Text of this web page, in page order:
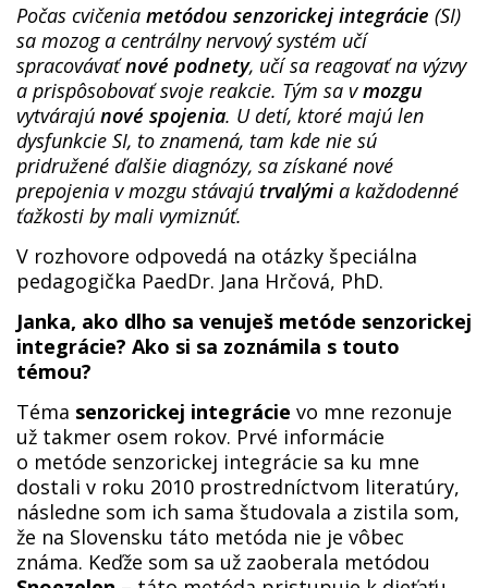
Počas cvičenia metódou senzorickej integrácie (SI)
sa mozog a centrálny nervový systém učí
spracovávaťnové podnety, učí sa reagovať na výzvy
a prispôsobovať svoje reakcie. Tým sa vmozgu
vytvárajú nové spojenia. U detí, ktoré majú len
dysfunkcie SI, to znamená, tam kde nie sú
pridružené ďalšie diagnózy, sa získané nové
prepojenia v mozgu stávajú trvalýmia každodenné
ťažkosti by mali vymiznúť.
V rozhovore odpovedá na otázky špeciálna
pedagogička PaedDr. Jana Hrčová, PhD.
Janka, ako dlho sa venuješ metóde senzorickej
integrácie? Ako si sa zoznámila s touto
témou?
Téma senzorickej integrácie vo mne rezonuje
už takmer osem rokov. Prvé informácie
o metóde senzorickej integrácie sa ku mne
dostali v roku 2010 prostredníctvom literatúry,
následne som ich sama študovala a zistila som,
že na Slovensku táto metóda nie je vôbec
známa. Keďže som sa už zaoberala metódou